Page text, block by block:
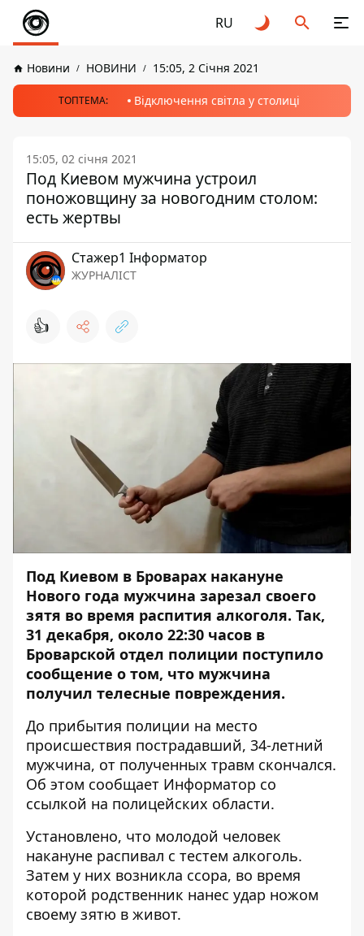
RU
Новини НОВИНИ 15:05, 2 Січня 2021
ТОПТЕМА: Відключення світла у столиці
15:05, 02 січня 2021
Под Киевом мужчина устроил
поножовщину за новогодним столом:
есть жертвы
Стажер1 Інформатор
ЖУРНАЛІСТ
👍
Под Киевом в Броварах накануне
Нового года мужчина зарезал своего
зятя во время распития алкоголя. Так,
31 декабря, около 22:30 часов в
Броварской отдел полиции поступило
сообщение о том, что мужчина
получил телесные повреждения.
До прибытия полиции на место
происшествия пострадавший, 34-летний
мужчина, от полученных травм скончался.
Об этом сообщает Информатор со
ссылкой на полицейских области.
Установлено, что молодой человек
накануне распивал с тестем алкоголь.
Затем у них возникла ссора, во время
которой родственник нанес удар ножом
своему зятю в живот.